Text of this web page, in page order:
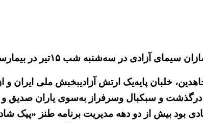
در آلبانی در اثر بیماری حاد کم خونی همولیتیک درگذشت.
درگذشت و سبکبال وسرفراز به‌‌سوی یاران
بیش از دو دهه مدیریت برنامه طنز «پیک